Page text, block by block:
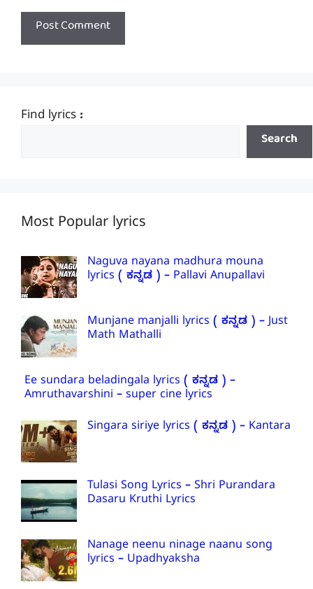
Find lyrics :
Search
Most Popular lyrics
Naguva nayana madhura mouna
lyrics ( ಕನ್ನಡ ) – Pallavi Anupallavi
Munjane manjalli lyrics ( ಕನ್ನಡ ) – Just
Math Mathalli
Ee sundara beladingala lyrics ( ಕನ್ನಡ ) –
Amruthavarshini – super cine lyrics
Singara siriye lyrics ( ಕನ್ನಡ ) – Kantara
Tulasi Song Lyrics – Shri Purandara
Dasaru Kruthi Lyrics
Nanage neenu ninage naanu song
lyrics – Upadhyaksha